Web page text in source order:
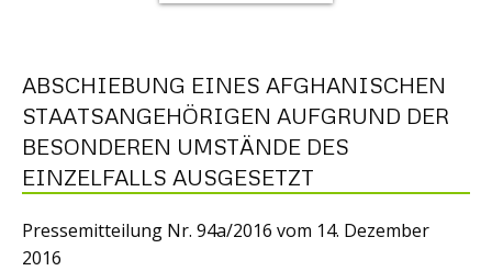
ABSCHIEBUNG EINES AFGHANISCHEN
STAATSANGEHÖRIGEN AUFGRUND DER
BESONDEREN UMSTÄNDE DES
EINZELFALLS AUSGESETZT
Pressemitteilung Nr. 94a/2016 vom 14. Dezember
2016